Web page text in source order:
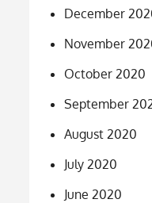
December
November
October 2020
September
August 2020
July 2020
June 2020